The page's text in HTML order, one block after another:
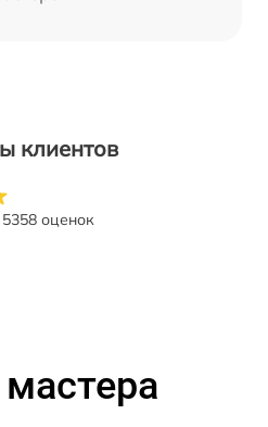
клиентов
5358 оценок